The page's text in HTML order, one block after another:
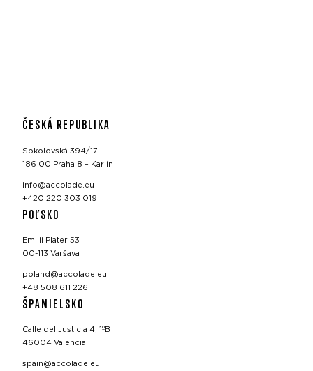
ČESKÁ REPUBLIKA
Sokolovská 394/17
186 00 Praha 8 – Karlín
info@accolade.eu
+420 220 303 019
POĽSKO
Emilii Plater 53
00-113 Varšava
poland@accolade.eu
+48 508 611 226
ŠPANIELSKO
Calle del Justicia 4, 1ºB
46004 Valencia
spain@accolade.eu